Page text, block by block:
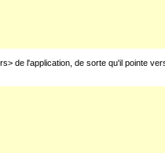
de l'application, de sorte qu'il pointe